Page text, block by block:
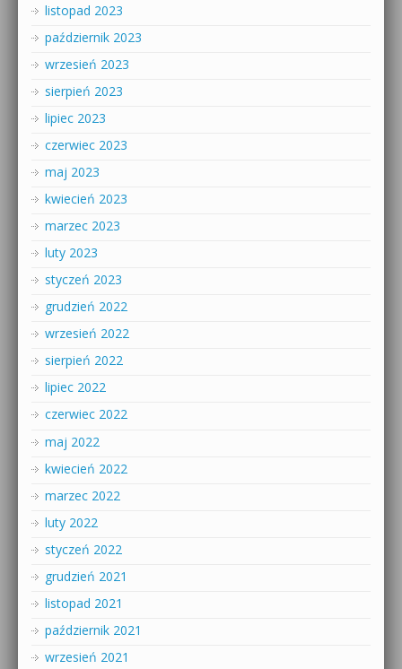
listopad 2023
październik 2023
wrzesień 2023
sierpień 2023
lipiec 2023
czerwiec 2023
maj 2023
kwiecień 2023
marzec 2023
luty 2023
styczeń 2023
grudzień 2022
wrzesień 2022
sierpień 2022
lipiec 2022
czerwiec 2022
maj 2022
kwiecień 2022
marzec 2022
luty 2022
styczeń 2022
grudzień 2021
listopad 2021
październik 2021
wrzesień 2021